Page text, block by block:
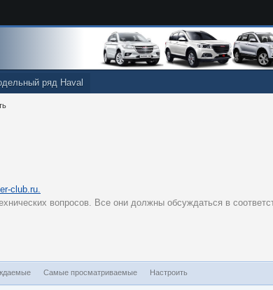
ряд Haval
club.ru.
вопросов. Все они должны обсуждаться в
Самые просматриваемые Настроить